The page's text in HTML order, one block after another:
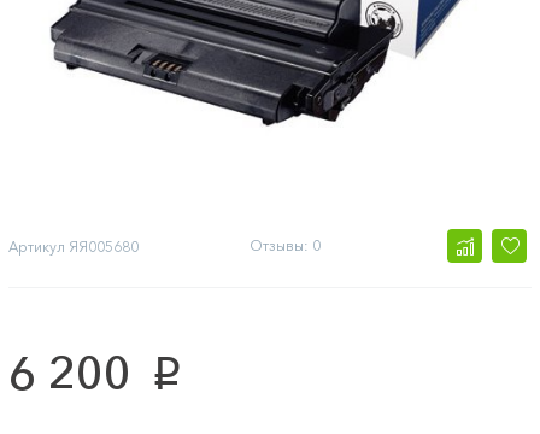
Артикул ЯЯ005680 Отзывы: 0
6 200 p